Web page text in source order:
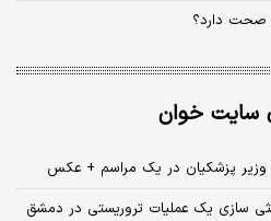
صحت دارد؟
سایت خوان
پزشکیان در یک مراسم + عکس
سازی یک عملیات تروریستی در دمشق